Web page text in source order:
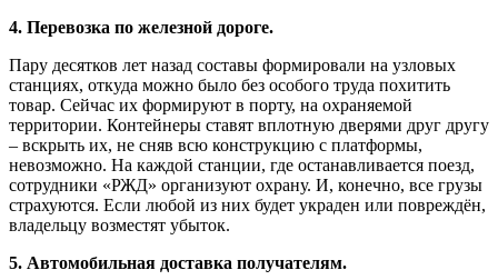
4. Перевозка по железной дороге.
Пару десятков лет назад составы формировали на узловых
станциях, откуда можно было без особого труда похитить
товар. Сейчас их формируют в порту, на охраняемой
территории. Контейнеры ставят вплотную дверями друг другу
– вскрыть их, не сняв всю конструкцию с платформы,
невозможно. На каждой станции, где останавливается поезд,
сотрудники «РЖД» организуют охрану. И, конечно, все грузы
страхуются. Если любой из них будет украден или повреждён,
владельцу возместят убыток.
5. Автомобильная доставка получателям.